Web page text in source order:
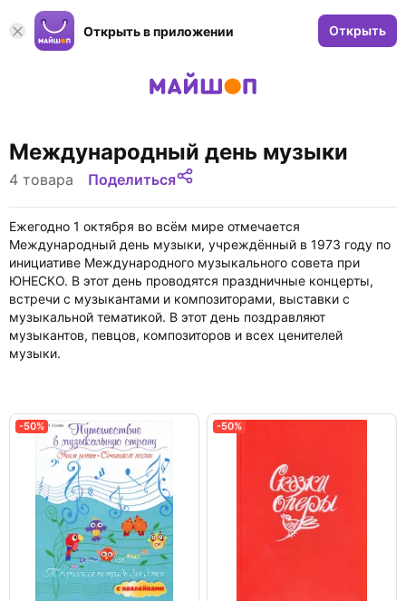
Открыть в приложении Открыть
Международный день музыки
4 товара Поделиться
Ежегодно 1 октября во всём мире отмечается
Международный день музыки, учреждённый в 1973 году по
инициативе Международного музыкального совета при
ЮНЕСКО. В этот день проводятся праздничные концерты,
встречи с музыкантами и композиторами, выставки с
музыкальной тематикой. В этот день поздравляют
музыкантов, певцов, композиторов и всех ценителей
музыки.
-50% -50%